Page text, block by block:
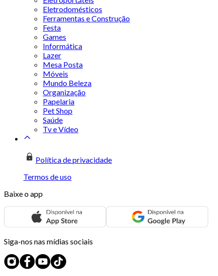
Eletrodomésticos
Ferramentas e Construção
Festa
Games
Informática
Lazer
Mesa Posta
Móveis
Mundo Beleza
Organização
Papelaria
Pet Shop
Saúde
Tv e Vídeo
Política de privacidade
Termos de uso
Baixe o app
Siga-nos nas mídias sociais